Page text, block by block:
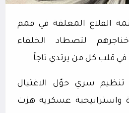
القلاع المعلقة في قمم
لتصطاد الخلفاء
في قلب كل من يرتدي تاجاً.
سري حوّل الاغتيال
واستراتيجية عسكرية هزت